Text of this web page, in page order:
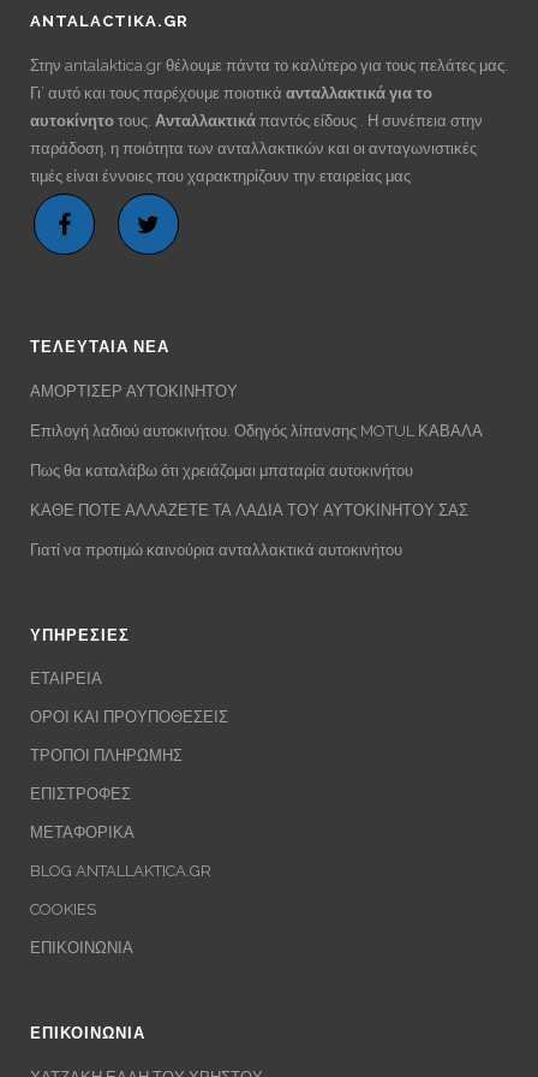
ANTALACTIKA.GR
Στην antalaktica.gr θέλουμε πάντα το καλύτερο για τους πελάτες μας.
Γι’ αυτό και τους παρέχουμε ποιοτικά ανταλλακτικά για το
αυτοκίνητο τους. Ανταλλακτικά παντός είδους . Η συνέπεια στην
παράδοση, η ποιότητα των ανταλλακτικών και οι ανταγωνιστικές
τιμές είναι έννοιες που χαρακτηρίζουν την εταιρείας μας
ΤΕΛΕΥΤΑΙΑ ΝΕΑ
ΑΜΟΡΤΙΣΕΡ ΑΥΤΟΚΙΝΗΤΟΥ
Επιλογή λαδιού αυτοκινήτου. Οδηγός λίπανσης MOTUL ΚΑΒΑΛΑ
Πως θα καταλάβω ότι χρειάζομαι μπαταρία αυτοκινήτου
ΚΑΘΕ ΠΟΤΕ ΑΛΛΑΖΕΤΕ ΤΑ ΛΑΔΙΑ ΤΟΥ ΑΥΤΟΚΙΝΗΤΟΥ ΣΑΣ
Γιατί να προτιμώ καινούρια ανταλλακτικά αυτοκινήτου
ΥΠΗΡΕΣΙΕΣ
ΕΤΑΙΡΕΙΑ
ΟΡΟΙ ΚΑΙ ΠΡΟΥΠΟΘΕΣΕΙΣ
ΤΡΟΠΟΙ ΠΛΗΡΩΜΗΣ
ΕΠΙΣΤΡΟΦΕΣ
ΜΕΤΑΦΟΡΙΚΑ
BLOG ANTALLAKTICA.GR
COOKIES
ΕΠΙΚΟΙΝΩΝΙΑ
ΕΠΙΚΟΙΝΩΝΙΑ